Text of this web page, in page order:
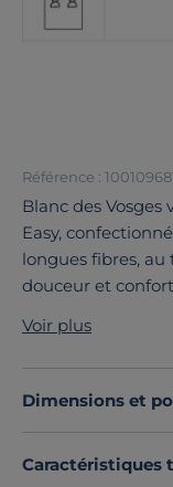
Référence :
Blanc des Vosges
Easy,
longues fibres, au
douceur et
rappelant les
des terres, pour
fantaisies.
Voir plus
Dimensions et
Caractéristiques